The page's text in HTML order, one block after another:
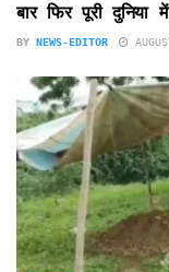
बार फिर पूरी दुनिया
BY NEWS-EDITOR